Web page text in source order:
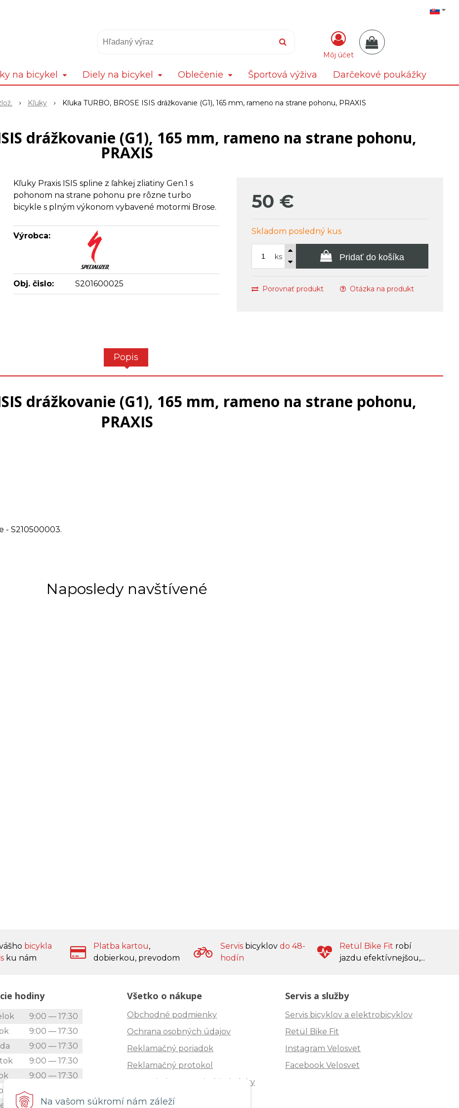
Na vašom súkromí nám záleží
Môj účet
na bicykel Diely na bicykel Oblečenie Športová výživa Darčekové poukážky
Kľuky Kľuka TURBO, BROSE ISIS drážkovanie (G1), 165 mm, rameno na strane pohonu, PRAXIS
drážkovanie (G1), 165 mm, rameno na strane pohonu,
PRAXIS
50 €
Skladom posledný kus
ks Pridať do košíka
Porovnať produkt Otázka na produkt
Kľuky Praxis ISIS spline z ľahkej zliatiny Gen.1 s
pohonom na strane pohonu pre rôzne turbo
bicykle s plným výkonom vybavené motormi Brose.
Výrobca:
Obj. čislo: S201600025
Popis
drážkovanie (G1), 165 mm, rameno na strane pohonu,
PRAXIS
- S210500003.
Naposledy navštívené
bicykla
ku nám
Platba kartou,
dobierkou, prevodom
Servis bicyklov do 48-
hodín
Retül Bike Fit robí
jazdu efektívnejšou,...
hodiny
9:00 — 17:30
9:00 — 17:30
9:00 — 17:30
9:00 — 17:30
9:00 — 17:30
9:00 — 12:00
Zatvorené
Všetko o nákupe
Obchodné podmienky
Ochrana osobných údajov
Reklamačný poriadok
Reklamačný protokol
Zrušenie (STORNO) objednávky
Doprava
Servis a služby
Servis bicyklov a elektrobicyklov
Retül Bike Fit
Instagram Velosvet
Facebook Velosvet